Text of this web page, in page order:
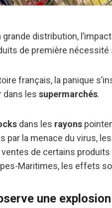
distribution,
de première nécessité
français, la panique
dans les supermarchés.
dans les rayons
par la menace du virus, les
de certains
Maritimes, les effets
une